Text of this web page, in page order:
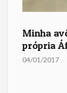
Minha
própria
04/01/2017